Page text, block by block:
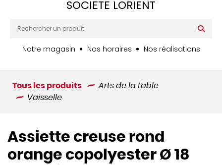
SOCIETE LORIENT
Notre magasin Nos horaires Nos réalisations
Tous les produits
Arts de la table
Vaisselle
Assiette creuse rond
orange copolyester Ø 18